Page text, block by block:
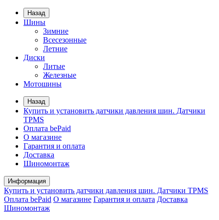
Назад
Шины
Зимние
Всесезонные
Летние
Диски
Литые
Железные
Мотошины
Назад
Купить и установить датчики давления шин. Датчики
TPMS
Оплата bePaid
О магазине
Гарантия и оплата
Доставка
Шиномонтаж
Информация
Купить и установить датчики давления шин. Датчики TPMS
Оплата bePaid О магазине Гарантия и оплата Доставка
Шиномонтаж